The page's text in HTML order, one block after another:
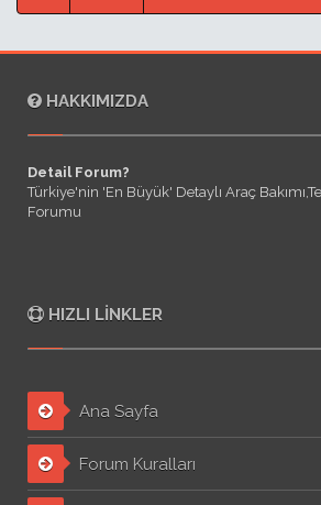
HAKKIMIZDA
Detail Forum?
Türkiye'nin 'En Büyük' Detaylı Araç
Forumu
HIZLI LINKLER
Ana Sayfa
Forum Kuralları